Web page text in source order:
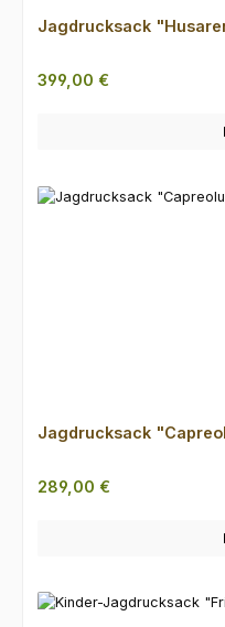
Jagdrucksack
Regulärer Preis:
399,00 €
Jagdrucksack
Regulärer Preis:
289,00 €